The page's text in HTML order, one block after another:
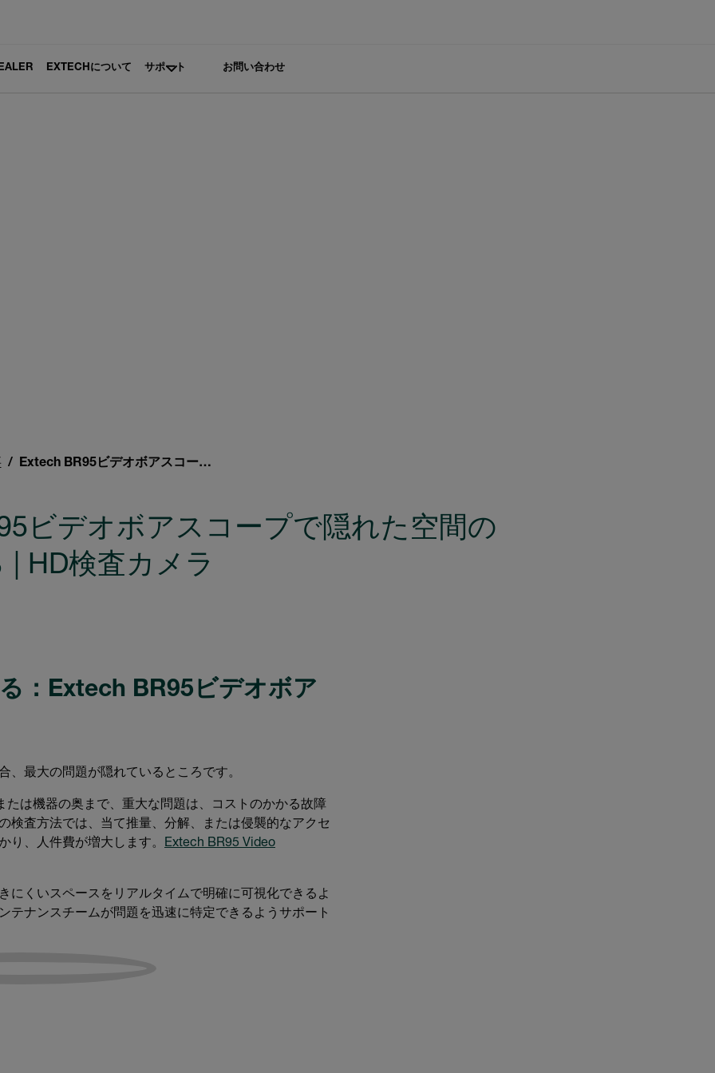
EXTECHについて サポート お問い合わせ
Extech BR95ビデオボアスコープで隠れた空間の内側を見る | HD検査カメラ
ビデオボアスコープで隠れた空間の
| HD検査カメラ
：Extech BR95ビデオボア
、最大の問題が隠れているところです。
は機器の奥まで、重大な問題は、コストのかかる故障
検査方法では、当て推量、分解、または侵襲的なアクセ
り、人件費が増大します。 Extech BR95 Video
にくいスペースをリアルタイムで明確に可視化できるよ
テナンスチームが問題を迅速に特定できるようサポート